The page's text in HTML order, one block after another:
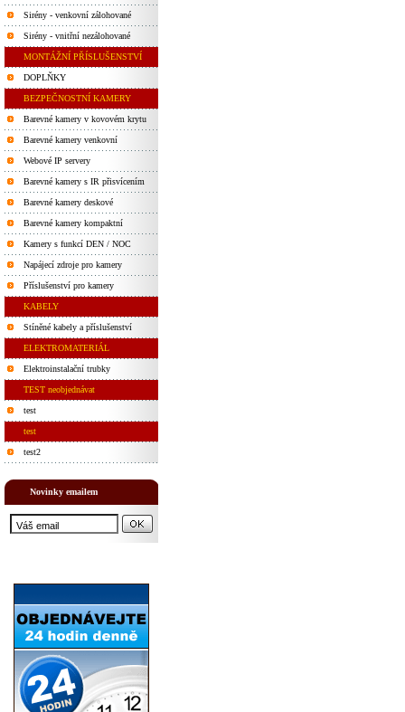
Sirény - venkovní zálohované
Sirény - vnitřní nezálohované
MONTÁŽNÍ PŘÍSLUŠENSTVÍ
DOPLŇKY
BEZPEČNOSTNÍ KAMERY
Barevné kamery v kovovém krytu
Barevné kamery venkovní
Webové IP servery
Barevné kamery s IR přisvícením
Barevné kamery deskové
Barevné kamery kompaktní
Kamery s funkcí DEN / NOC
Napájecí zdroje pro kamery
Příslušenství pro kamery
KABELY
Stíněné kabely a příslušenství
ELEKTROMATERIÁL
Elektroinstalační trubky
TEST neobjednávat
test
test
test2
Novinky emailem